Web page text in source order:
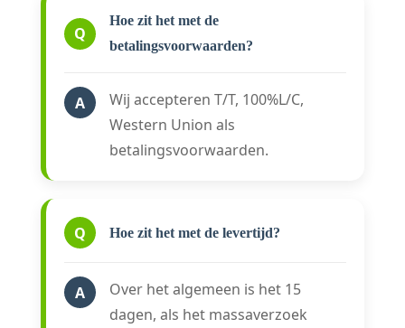
Q
Hoe zit het met de
betalingsvoorwaarden?
A
Wij accepteren T/T, 100%L/C,
Western Union als
betalingsvoorwaarden.
Q Hoe zit het met de levertijd?
A
Over het algemeen is het 15
dagen, als het massaverzoek